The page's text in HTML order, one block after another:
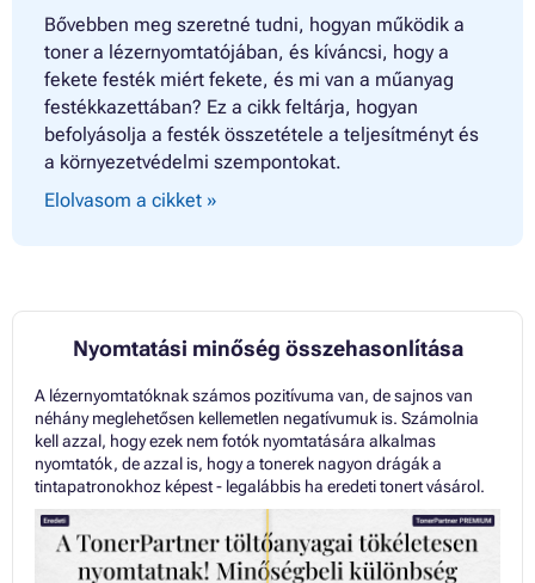
Bővebben meg szeretné tudni, hogyan működik a
toner a lézernyomtatójában, és kíváncsi, hogy a
fekete festék miért fekete, és mi van a műanyag
festékkazettában? Ez a cikk feltárja, hogyan
befolyásolja a festék összetétele a teljesítményt és
a környezetvédelmi szempontokat.
Elolvasom a cikket »
Nyomtatási minőség összehasonlítása
A lézernyomtatóknak számos pozitívuma van, de sajnos van
néhány meglehetősen kellemetlen negatívumuk is. Számolnia
kell azzal, hogy ezek nem fotók nyomtatására alkalmas
nyomtatók, de azzal is, hogy a tonerek nagyon drágák a
tintapatronokhoz képest - legalábbis ha eredeti tonert vásárol.